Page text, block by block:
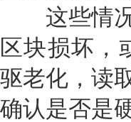
这些情况
区块损坏，
驱老化，读
确认是否是